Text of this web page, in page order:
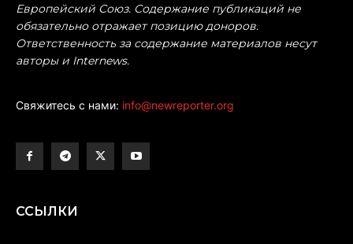
Европейский Союз. Содержание публикаций не
обязательно отражает позицию доноров.
Ответственность за содержание материалов несут
авторы и Internews.
Свяжитесь с нами: info@newreporter.org
ССЫЛКИ